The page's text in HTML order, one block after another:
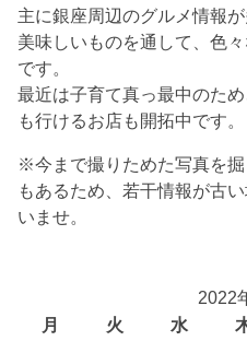
主に銀座周辺のグルメ情報が
美味しいものを通して、色
です。
最近は子育て真っ最中のた
も行けるお店も開拓中です。
※今まで撮りためた写真を
もあるため、若干情報が古
いませ。
2022
月
火 水